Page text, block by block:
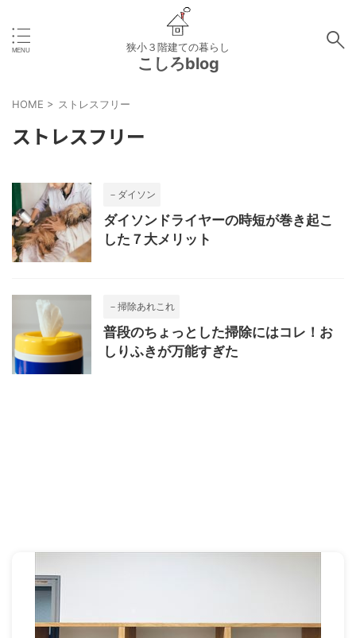
狭小３階建ての暮らし
こしろblog
HOME > ストレスフリー
ストレスフリー
－ダイソン
ダイソンドライヤーの時短が巻き起こ
した７大メリット
－掃除あれこれ
普段のちょっとした掃除にはコレ！お
しりふきが万能すぎた